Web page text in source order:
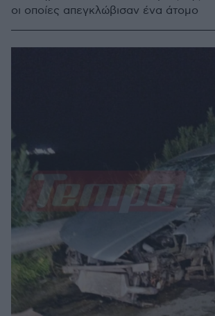
οι οποίες απεγκλώβισαν ένα άτομο